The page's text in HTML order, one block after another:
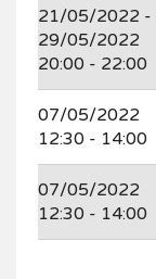
21/05/2022 -
29/05/2022
20:00 - 22:00
07/05/2022
12:30 - 14:00
07/05/2022
12:30 - 14:00